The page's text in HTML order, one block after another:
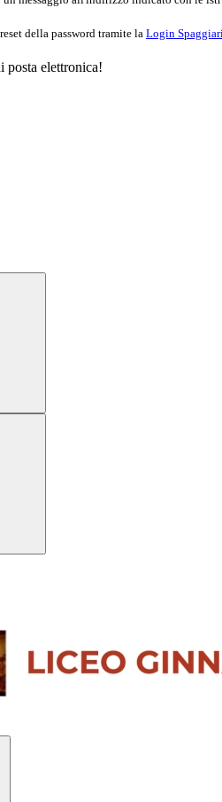
della password tramite la Login
posta elettronica!